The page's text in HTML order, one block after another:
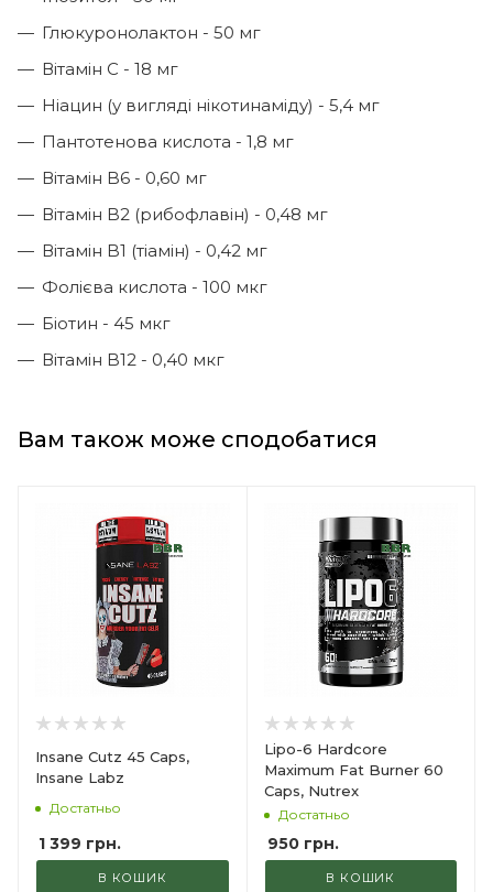
Глюкуронолактон - 50 мг
Вітамін С - 18 мг
Ніацин (у вигляді нікотинаміду) - 5,4 мг
Пантотенова кислота - 1,8 мг
Вітамін B6 - 0,60 мг
Вітамін B2 (рибофлавін) - 0,48 мг
Вітамін B1 (тіамін) - 0,42 мг
Фолієва кислота - 100 мкг
Біотин - 45 мкг
Вітамін B12 - 0,40 мкг
Вам також може сподобатися
Insane Cutz 45 Caps,
Insane Labz
Достатньо
1 399 грн.
В КОШИК
Lipo-6 Hardcore
Maximum Fat Burner 60
Caps, Nutrex
Достатньо
950грн.
В КОШИК